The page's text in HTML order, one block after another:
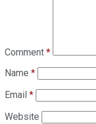
Comment *
Name *
Email *
Website